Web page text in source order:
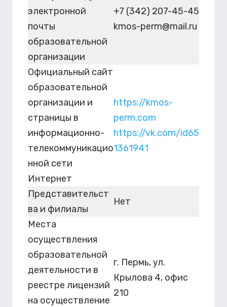
электронной
почты
образовательной
организации
+7 (342) 207-45-45
kmos-perm@mail.ru
Официальный сайт
образовательной
организации и
страницы в
информационно-
телекоммуникацио
нной сети
Интернет
https://kmos-
perm.com
https://vk.com/id65
1361941
Представительст
ва и филиалы
Нет
Места
осуществления
образовательной
деятельности в
реестре лицензий
на осуществление
г. Пермь, ул.
Крылова 4, офис
210